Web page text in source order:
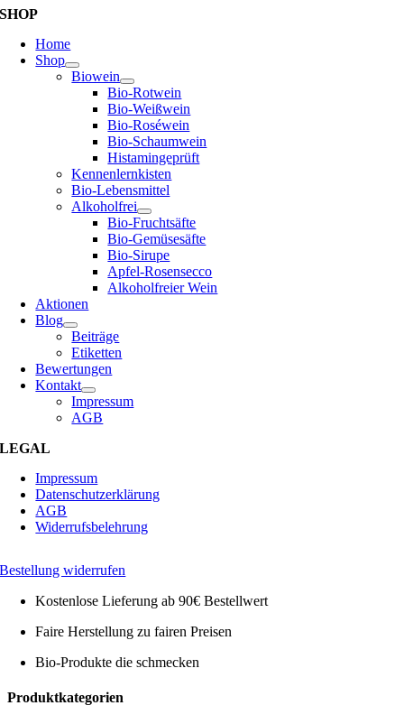
SHOP
Home
Shop
Biowein
Bio-Rotwein
Bio-Weißwein
Bio-Roséwein
Bio-Schaumwein
Histamingeprüft
Kennenlernkisten
Bio-Lebensmittel
Alkoholfrei
Bio-Fruchtsäfte
Bio-Gemüsesäfte
Bio-Sirupe
Apfel-Rosensecco
Alkoholfreier Wein
Aktionen
Blog
Beiträge
Etiketten
Bewertungen
Kontakt
Impressum
AGB
LEGAL
Impressum
Datenschutzerklärung
AGB
Widerrufsbelehrung
Bestellung widerrufen
Kostenlose Lieferung ab 90€ Bestellwert
Faire Herstellung zu fairen Preisen
Bio-Produkte die schmecken
Toggle
Produktkategorien